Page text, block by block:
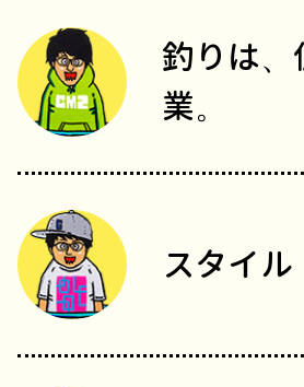
釣りは
業。
スタイル